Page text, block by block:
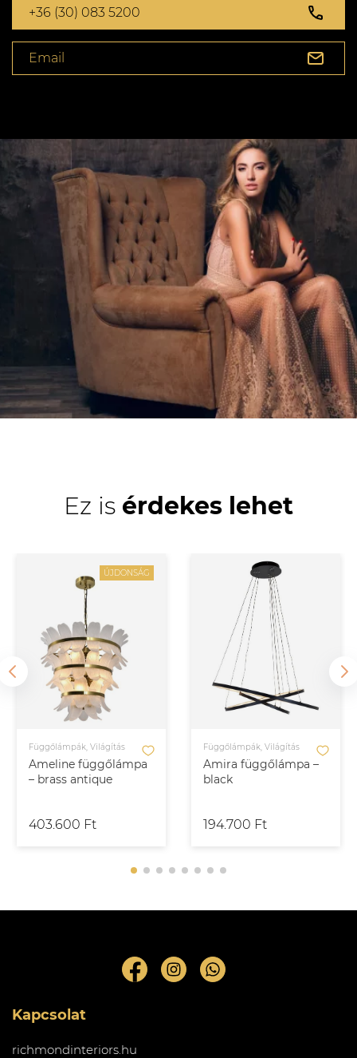
+36 (30) 083 5200
Email
Ez is érdekes lehet
ÚJDONSÁG
Ameline függőlámpa
– brass antique
Függőlámpák, Világítás
403.600 Ft
Amira függőlámpa –
black
Függőlámpák, Világítás
194.700 Ft
Kapcsolat
richmondinteriors.hu